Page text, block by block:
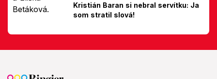
Kristián Baran si nebral servítku: Ja
som stratil slová!